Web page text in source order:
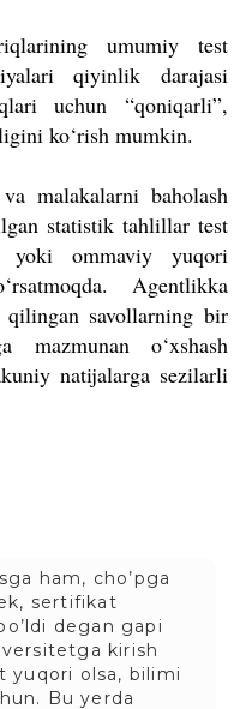
umumiy test
qiyinlik darajasi
uchun “qoniqarli”,
ko‘rish mumkin.
malakalarni baholash
statistik tahlillar test
yoki ommaviy yuqori
Agentlikka
qilingan savollarning bir
mazmunan o‘xshash
natijalarga sezilarli
ham, cho’pga
sertifikat
degan gapi
kirish
yuqori olsa, bilimi
Bu yerda